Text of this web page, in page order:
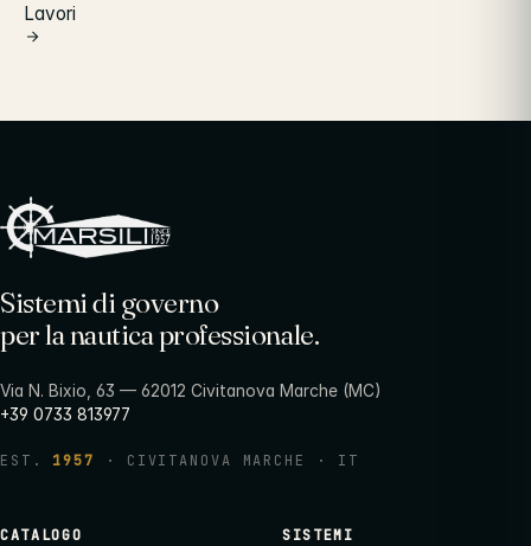
Lavori
Sistemi di governo
per la nautica professionale.
Via N. Bixio, 63 — 62012 Civitanova Marche (MC)
+39 0733 813977
EST. 1957 · CIVITANOVA MARCHE · IT
CATALOGO SISTEMI